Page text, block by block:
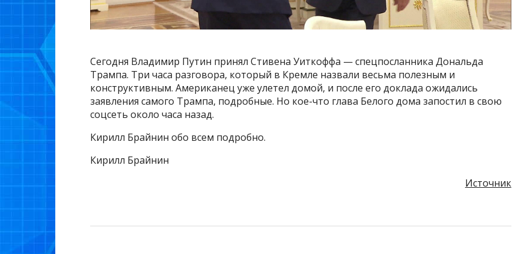
Сегодня Владимир Путин принял Стивена Уиткоффа — спецпосланника Дональда
Трампа. Три часа разговора, который в Кремле назвали весьма полезным и
конструктивным. Американец уже улетел домой, и после его доклада ожидались
заявления самого Трампа, подробные. Но кое-что глава Белого дома запостил в свою
соцсеть около часа назад.
Кирилл Брайнин обо всем подробно.
Кирилл Брайнин
Источник